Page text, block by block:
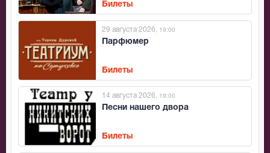
Билеты
Парфюмер
29 августа 2026 , 19:00
Билеты
Песни нашего двора
14 августа 2026 , 19:00
Билеты